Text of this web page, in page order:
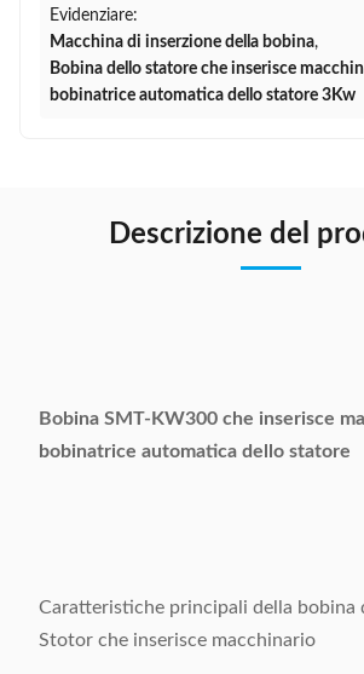
Evidenziare:
Macchina di inserzione della bobina,
Bobina dello statore che inserisce
bobinatrice automatica dello statore 3Kw
Descrizione del
Bobina SMT-KW300 che inserisce
bobinatrice automatica dello statore
Caratteristiche principali della bobina
Stotor che inserisce macchinario